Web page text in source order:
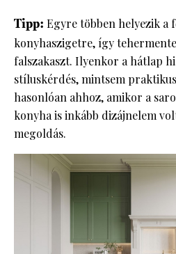
Tipp: Egyre többen helyezik a
konyhaszigetre, így
falszakaszt. Ilyenkor a hátlap
stíluskérdés, mintsem
hasonlóan ahhoz, amikor a
konyha is inkább dizájnelem
megoldás.